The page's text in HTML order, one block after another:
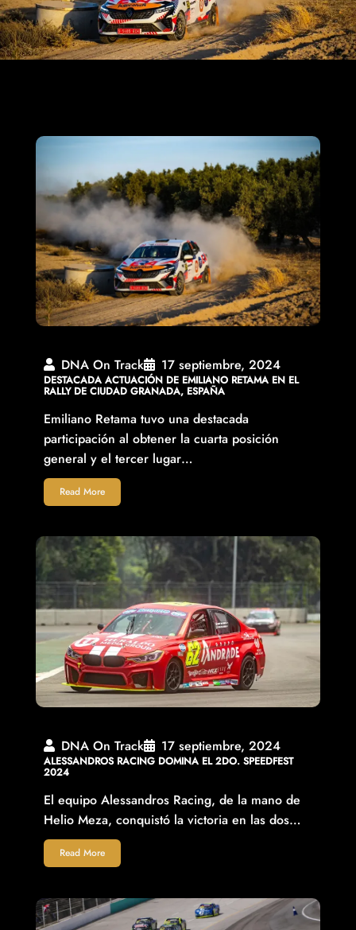
DNA On Track 17 septiembre, 2024
DESTACADA ACTUACIÓN DE EMILIANO RETAMA EN EL
RALLY DE CIUDAD GRANADA, ESPAÑA
Emiliano Retama tuvo una destacada
participación al obtener la cuarta posición
general y el tercer lugar…
Read More
DNA On Track 17 septiembre, 2024
ALESSANDROS RACING DOMINA EL 2DO. SPEEDFEST
2024
El equipo Alessandros Racing, de la mano de
Helio Meza, conquistó la victoria en las dos…
Read More